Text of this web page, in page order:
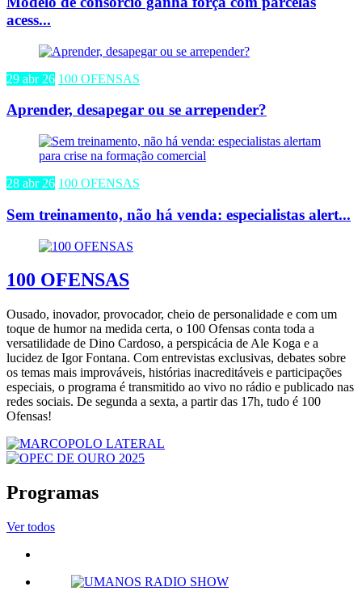
acess...
29 abr 26 100 OFENSAS
Aprender, desapegar ou se arrepender?
28 abr 26 100 OFENSAS
Sem treinamento, não há venda: especialistas alert...
100 OFENSAS
Ousado, inovador, provocador, cheio de personalidade e com um
toque de humor na medida certa, o 100 Ofensas conta toda a
versatilidade de Dino Cardoso, a perspicácia de Ale Koga e a
lucidez de Igor Fontana. Com entrevistas exclusivas, debates sobre
os temas mais improváveis, histórias inacreditáveis e participações
especiais, o programa é transmitido ao vivo no rádio e publicado nas
redes sociais. De segunda a sexta, a partir das 17h, tudo é 100
Ofensas!
Programas
Ver todos